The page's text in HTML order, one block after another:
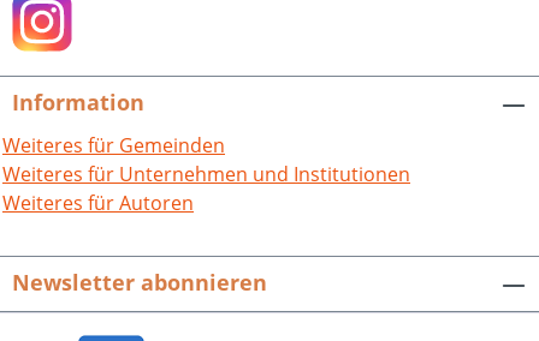
Regierungsbezirk Karlsruhe. Hrsg. von
Thomas Liebscher im Auftrag des
Arbeitskreises Heimatpflege
fester Einband.ISBN 978-3-89735-922-2.
EUR 12,90.
Information
Weiteres für Gemeinden
Weiteres für Unternehmen und Institutionen
Weiteres für Autoren
Newsletter abonnieren